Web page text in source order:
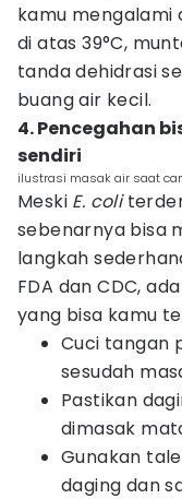
kamu mengalami
di atas 39°C,
tanda dehidrasi
buang air kecil.
4. Pencegahan
sendiri
ilustrasi masak air saat
Meski E. coli
sebenarnya bisa
langkah
FDA dan CDC,
yang bisa kamu
Cuci tangan
sesudah
Pastikan
dimasak
Gunakan
daging dan